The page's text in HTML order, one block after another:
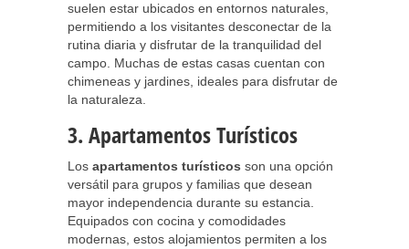
suelen estar ubicados en entornos naturales,
permitiendo a los visitantes desconectar de la
rutina diaria y disfrutar de la tranquilidad del
campo. Muchas de estas casas cuentan con
chimeneas y jardines, ideales para disfrutar de
la naturaleza.
3. Apartamentos Turísticos
Los apartamentos turísticos son una opción
versátil para grupos y familias que desean
mayor independencia durante su estancia.
Equipados con cocina y comodidades
modernas, estos alojamientos permiten a los